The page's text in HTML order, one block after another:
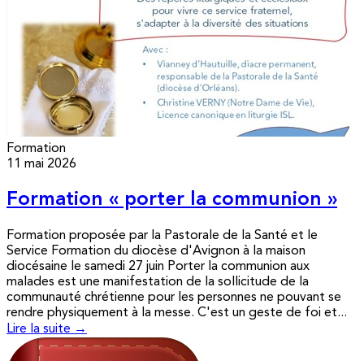
Formation
11 mai 2026
Formation « porter la communion »
Formation proposée par la Pastorale de la Santé et le
Service Formation du diocèse d'Avignon à la maison
diocésaine le samedi 27 juin Porter la communion aux
malades est une manifestation de la sollicitude de la
communauté chrétienne pour les personnes ne pouvant se
rendre physiquement à la messe. C'est un geste de foi et...
Lire la suite →